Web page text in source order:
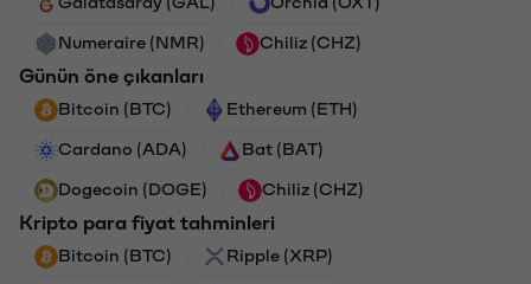
Numeraire (NMR) Chiliz (CHZ)
Günün öne çıkanları
Bitcoin (BTC) Ethereum (ETH)
Cardano (ADA) Bat (BAT)
Dogecoin (DOGE) Chiliz (CHZ)
Kripto para fiyat tahminleri
Bitcoin (BTC) Ripple (XRP)